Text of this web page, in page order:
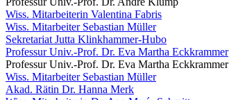
Wiss. Mitarbeiterin Valentina Fabris
Wiss. Mitarbeiter Sebastian Müller
Sekretariat Jutta Klinkhammer-Hubo
Professur Univ.-Prof. Dr. Eva Martha Eckkrammer
Professur Univ.-Prof. Dr. Eva Martha Eckkrammer
Wiss. Mitarbeiter Sebastian Müller
Akad. Rätin Dr. Hanna Merk